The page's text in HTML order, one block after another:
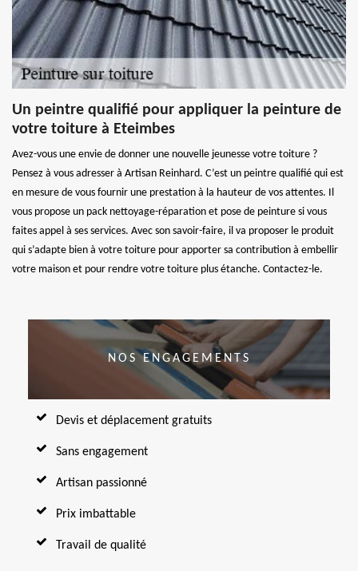
Un peintre qualifié pour appliquer la peinture de
votre toiture à Eteimbes
Avez-vous une envie de donner une nouvelle jeunesse votre toiture ?
Pensez à vous adresser à Artisan Reinhard. C’est un peintre qualifié qui est
en mesure de vous fournir une prestation à la hauteur de vos attentes. Il
vous propose un pack nettoyage-réparation et pose de peinture si vous
faites appel à ses services. Avec son savoir-faire, il va proposer le produit
qui s’adapte bien à votre toiture pour apporter sa contribution à embellir
votre maison et pour rendre votre toiture plus étanche. Contactez-le.
NOS ENGAGEMENTS
Devis et déplacement gratuits
Sans engagement
Artisan passionné
Prix imbattable
Travail de qualité